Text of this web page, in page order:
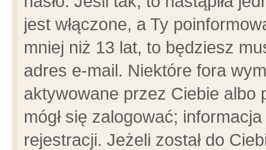
jest włączone, a Ty
mniej niż 13 lat, to będziesz
adres e-mail. Niektóre fora
aktywowane przez Ciebie albo
mógł się zalogować;
rejestracji. Jeżeli został do